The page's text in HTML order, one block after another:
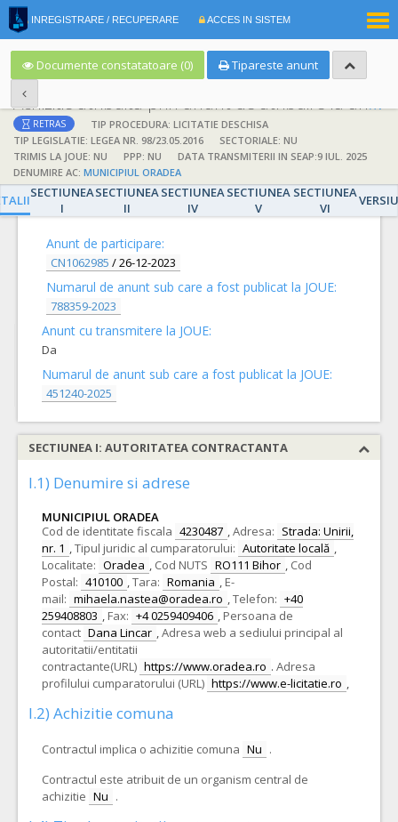
INREGISTRARE / RECUPERARE ACCES IN SISTEM
Documente constatatoare (0) Tipareste anunt
Achizitie atribuita prin anunt de atribuire la anunt de participare
RETRAS
TIP PROCEDURA: LICITATIE DESCHISA
TIP LEGISLATIE: LEGEA NR. 98/23.05.2016
SECTORIALE: NU
TRIMIS LA JOUE: NU
PPP: NU
DATA TRANSMITERII IN SEAP:9 IUL. 2025
DENUMIRE AC: MUNICIPIUL ORADEA
SECTIUNEA
I
SECTIUNEA
II
SECTIUNEA
IV
SECTIUNEA
V
SECTIUNEA
VI
DETALII
Anunt de participare:
CN1062985 /26-12-2023
Numarul de anunt sub care a fost publicat la JOUE:
788359-2023
Anunt cu transmitere la JOUE:
Da
Numarul de anunt sub care a fost publicat la JOUE:
451240-2025
SECTIUNEA I: AUTORITATEA CONTRACTANTA
I.1) Denumire si adrese
MUNICIPIUL ORADEA
Cod de identitate fiscala 4230487 ,Adresa: Strada: Unirii,
nr. 1 ,Tipul juridic al cumparatorului: Autoritate locală ,
Localitate: Oradea , Cod NUTS RO111 Bihor , Cod
Postal: 410100 ,Tara: Romania , E-
mail: mihaela.nastea@oradea.ro ,Telefon: +40
259408803 , Fax: +4 0259409406 , Persoana de
contact Dana Lincar ,Adresa web a sediului principal al
autoritatii/entitatii
contractante(URL) https://www.oradea.ro . Adresa
profilului cumparatorului (URL) https://www.e-licitatie.ro ,
I.2) Achizitie comuna
Contractul implica o achizitie comuna Nu .
Contractul este atribuit de un organism central de
achizitie Nu .